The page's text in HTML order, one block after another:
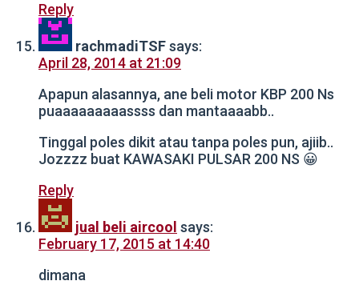
Reply
rachmadiTSFsays:
April 28, 2014 at 21:09
Apapun alasannya, ane beli motor KBP 200 Ns
puaaaaaaaaassss dan mantaaaabb..
Tinggal poles dikit atau tanpa poles pun, ajiib..
Jozzzz buat KAWASAKI PULSAR 200 NS 😀
Reply
jual beli aircool says:
February 17, 2015 at 14:40
dimana